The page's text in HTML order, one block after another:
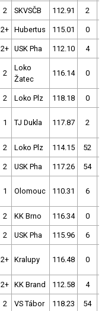
2 SKVSČB 112.91 2
2+ Hubertus 115.01 0
2+ USK Pha 112.10 4
2
Loko
Žatec
116.14 0
2 Loko Plz 118.18 0
1 TJ Dukla 117.87 2
2 Loko Plz 114.15 52
2 USK Pha 117.26 54
1 Olomouc 110.31 6
2 KK Brno 116.34 0
2 USK Pha 115.96 6
2+ Kralupy 116.48 0
2+ KK Brand 112.58 4
2 VS Tábor 118.23 54